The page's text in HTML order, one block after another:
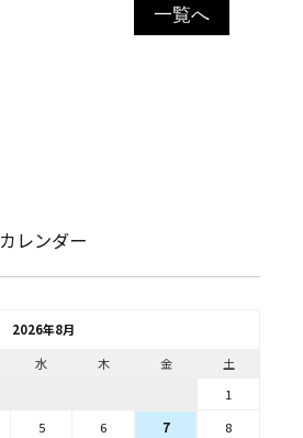
一覧へ
カレンダー
2026年8月
水 木 金 土
1
5 6 7
8